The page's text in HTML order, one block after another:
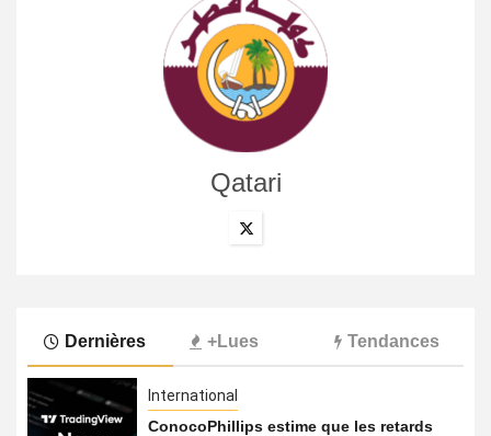
Qatari
Dernières +Lues Tendances
International
ConocoPhillips estime que les retards